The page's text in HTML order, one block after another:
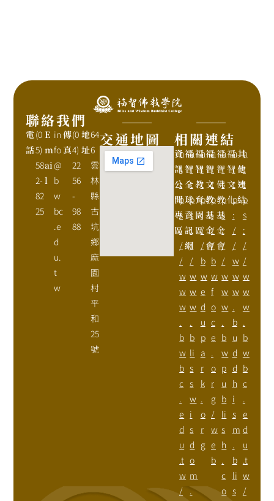
聯絡我們
電
話
(0
5)
58
2-
82
25
E
m
ai
l
in
fo
@
b
w
bc
.e
d
u.
t
w
傳
真
(0
4)
22
56
-
98
88
地
址
64
6
雲
林
縣
古
坑
鄉
麻
園
村
平
和
25
號
交通地圖 相關連結
資
訊
公
開
專
區
h
t
t
p
s
:
/
/
w
w
w
.
b
w
b
c
.
e
d
u
.t
w
/
福
智
全
球
資
訊
網
h
t
t
p
s
:
/
/
w
w
w
.
b
li
s
s
w
i
s
d
o
m
.
福
智
教
育
園
區
h
t
t
p
:
/
/
b
w
e
d
u
p
a
r
k
.
o
r
g
福
智
文
教
基
金
會
h
t
t
p
:
/
/
b
w
f
o
c
e
.
o
r
g
/
w
e
b
福
智
佛
教
基
金
會
h
t
t
p
s
:
/
/
w
w
w
.
b
w
p
u
b
li
s
h
.
c
o
福
智
文
化
h
t
t
p
:
/
/
w
w
w
.
b
u
d
d
h
i
s
m
.
b
li
s
其
他
連
結
h
t
t
p
s
:
/
/
w
w
w
.
b
w
b
c
.
e
d
u
.t
w
/